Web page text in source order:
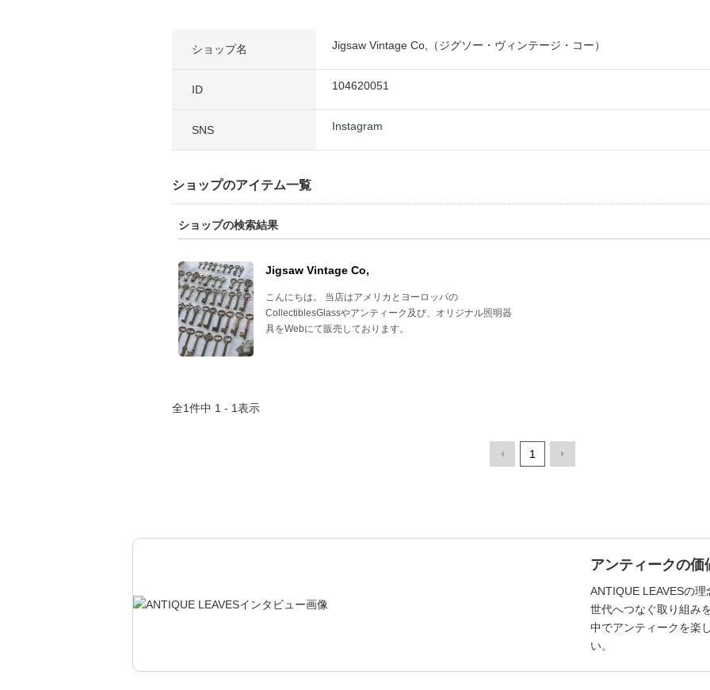
ショップ名 Jigsaw Vintage Co,（ジグソー・ヴィンテージ・コー）
ID 104620051
SNS Instagram
ショップのアイテム一覧
ショップの検索結果
Jigsaw Vintage Co,
こんにちは。 当店はアメリカとヨーロッパの
CollectiblesGlassやアンティーク及び、オリジナル照明器
具をWebにて販売しております。
全1件中 1 - 1表示
1
アンティークの価
ANTIQUE LEAVESの
世代へつなぐ取り組み
中でアンティークを楽
い。